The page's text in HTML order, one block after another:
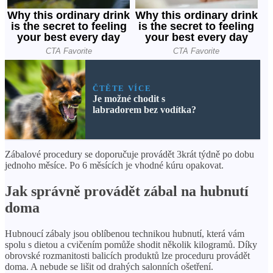
ČTĚTE VÍCE
Je možné chodit s
labradorem bez vodítka?
Zábalové procedury se doporučuje provádět 3krát týdně po dobu
jednoho měsíce. Po 6 měsících je vhodné kúru opakovat.
Jak správně provádět zábal na hubnutí
doma
Hubnoucí zábaly jsou oblíbenou technikou hubnutí, která vám
spolu s dietou a cvičením pomůže shodit několik kilogramů. Díky
obrovské rozmanitosti balicích produktů lze proceduru provádět
doma. A nebude se lišit od drahých salonních ošetření.